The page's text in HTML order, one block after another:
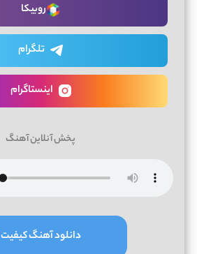
روبیکا
تلگرام
اینستاگرام
پخش آنلاین آهنگ
دانلود آهنگ کیفیت 320